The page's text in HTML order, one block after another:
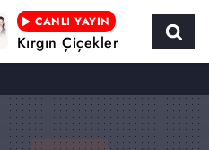
CANLI YAYIN
Kırgın Çiçekler